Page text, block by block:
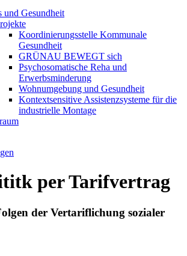
und Gesundheit
Koordinierungsstelle Kommunale
Gesundheit
GRÜNAU BEWEGT sich
Psychosomatische Reha und
Erwerbsminderung
Wohnumgebung und Gesundheit
Kontextsensitive Assistenzsysteme für die
industrielle Montage
per Tarifvertrag
der Vertariflichung sozialer